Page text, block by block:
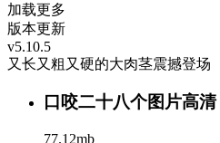
加载更多
版本更新
v5.10.5
又长又粗又硬的大肉茎震撼登场
口咬二十八个图片高清
77.12mb